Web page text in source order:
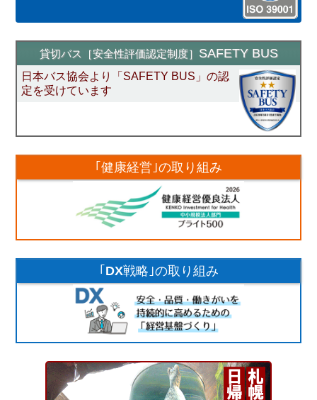
貸切バス［安全性評価認定制度］ SAFETY BUS
日本バス協会より「SAFETY BUS」の認
定を受けています
｢健康経営｣の取り組み
｢DX戦略｣の取り組み